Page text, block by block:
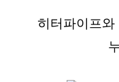
히터파이프와